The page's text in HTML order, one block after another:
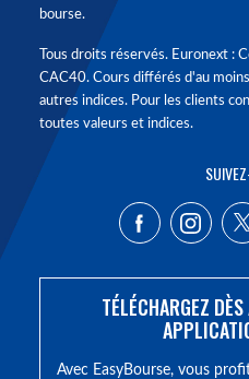
bourse.
Tous droits réservés. Euronext :
CAC40. Cours différés d'au
autres indices. Pour les clients
toutes valeurs et indices.
TÉLÉCHARGEZ
Avec EasyBourse, vous